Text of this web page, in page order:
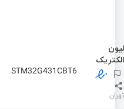
لیون
الکتریک
تهران
STM32G431CBT6